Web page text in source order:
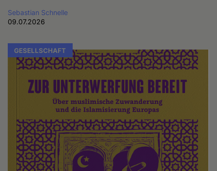
Sebastian Schnelle
09.07.2026
GESELLSCHAFT